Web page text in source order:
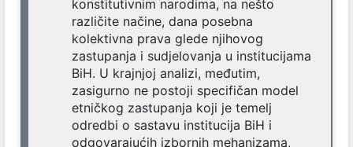
konstitutivnim narodima, na nešto
različite načine, dana posebna
kolektivna prava glede njihovog
zastupanja i sudjelovanja u institucijama
BiH. U krajnjoj analizi, međutim,
zasigurno ne postoji specifičan model
etničkog zastupanja koji je temelj
odredbi o sastavu institucija BiH i
odgovarajućih izbornih mehanizama,